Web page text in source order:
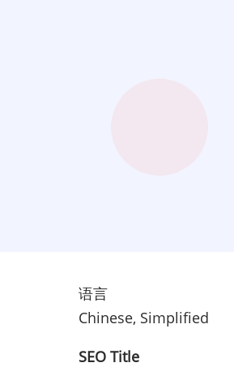
语言
Chinese, Simplified
SEO Title